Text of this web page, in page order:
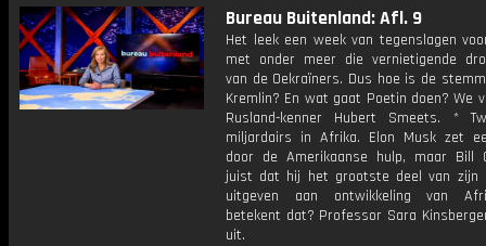
Bureau Buitenland: Afl. 9
Het leek een week van tegenslagen
met onder meer die vernietigende
van de Oekraïners. Dus hoe is de
Kremlin? En wat gaat Poetin doen? We
Rusland-kenner Hubert Smeets. *
miljardairs in Afrika. Elon Musk zet
door de Amerikaanse hulp, maar Bill
juist dat hij het grootste deel van zijn
uitgeven aan ontwikkeling van
betekent dat? Professor Sara
uit.